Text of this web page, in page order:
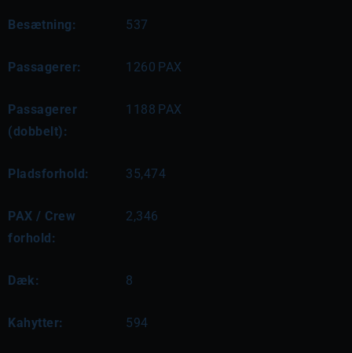
Besætning: 537
Passagerer: 1260 PAX
Passagerer
(dobbelt):
1188 PAX
Pladsforhold: 35,474
PAX / Crew
forhold:
2,346
Dæk: 8
Kahytter: 594